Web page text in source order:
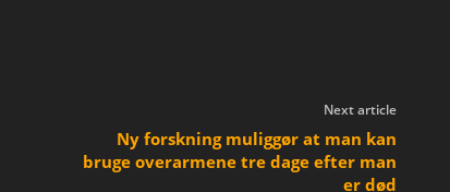
Next article
Ny forskning muliggør at man kan
bruge overarmene tre dage efter man
er død